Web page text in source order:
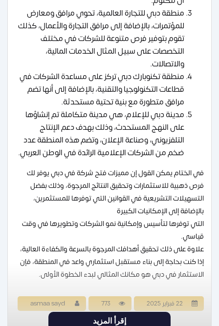
منطقة دبي للتجارة العالمية، تحوي مرافق ومعارض
للمؤتمرات، بالإضافة إلى مرافق التجارة والأعمال، كذلك
تقوم بتوفير فرص متنوعة للشركات في مختلف
التخصصات على سبيل المثال الخدمات المالية،
والاتصالات.
منطقة تكنوبارك دبي تركز على مساعدة الشركات في
قطاعات التكنولوجيا والتقنية، بالإضافة إلى أنها تضم
مرافق متطورة مع بنية تحتية مستحدثة.
مدينة دبي للإعلام، هي مدينة متكاملة تم إنشاؤها
على النهج المستحدث، وذلك بهدف دعم الإنتاج
التلفزيوني، وصناعة الإعلان، وتضم هذه المنطقة عدد
ضخم من الشركات الإعلامية الرائدة في الوطن العربي.
في الختام يمكن القول إن مميزات فتح شركة في دبي يوفر لك
فرص ذهبية للاستثمارات وتحقيق النتائج المرجوة، وذلك بفضل
التسهيلات التشريعية في القوانين التي توفرها للمستثمرين،
بالإضافة إلى الإمكانيات الكبيرة
التي توفرها لتأسيس وإمكانية نمو الشركات وتطويرها في وقت
قياسي.
علاوة على ذلك تحقيق أهدافك المرجوة بالسرعة والكفاءة العالية،
إذا كنت بحاجة إلى بناء مستقبل استثماري واعد في المنطقة، فإن
الاستثمار في دبي هو مكانك المثالي لبدء الخطوة الأولى.
22 فبراير 2025 773
asmaa sayd
إقرأ المزيد